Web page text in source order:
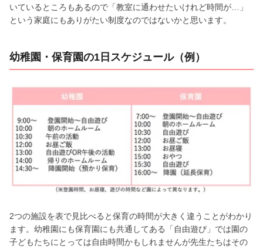
いているところもあるので「教室に通わせたいけれど時間が…」
という家庭にもありがたい制度なのではないかと思います。
幼稚園・保育園の1日スケジュール（例）
2つの施設を表で見比べると保育の時間が大きく違うことがわかり
ます。幼稚園にも保育園にも共通してある「自由遊び」では園の
子どもたちにとっては自由時間かもしれませんが先生たちはその